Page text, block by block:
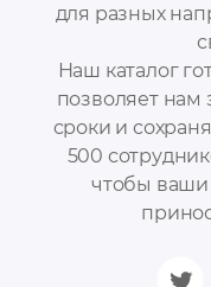
для разных
Наш каталог
позволяет нам
сроки и
500
чтобы